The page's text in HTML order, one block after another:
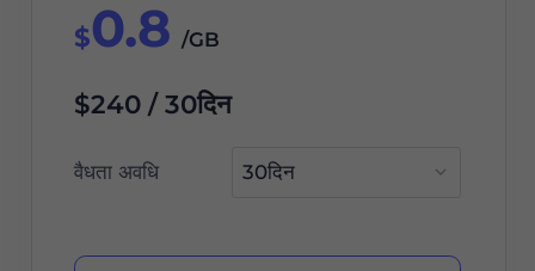
$0.8 /GB
$240 / 30दिन
वैधता अवधि